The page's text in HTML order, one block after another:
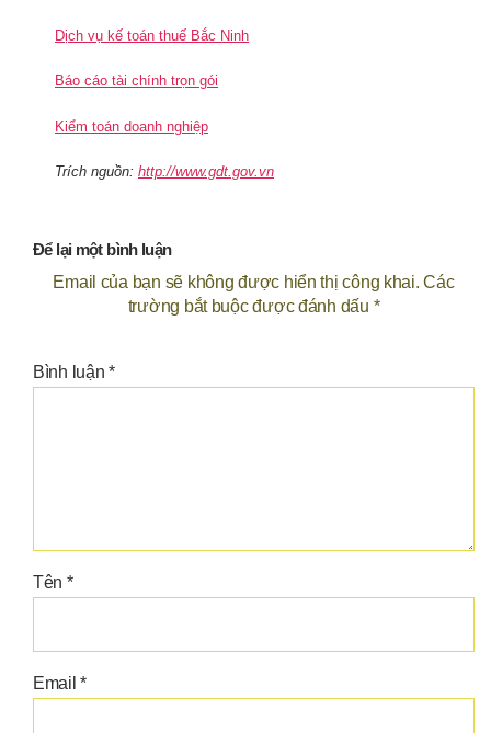
Dịch vụ kế toán thuế Bắc Ninh
Báo cáo tài chính trọn gói
Kiểm toán doanh nghiệp
Trích nguồn: http://www.gdt.gov.vn
Để lại một bình luận
Email của bạn sẽ không được hiển thị công khai. Các
trường bắt buộc được đánh dấu *
Bình luận*
Tên *
Email*